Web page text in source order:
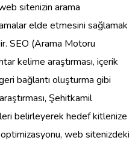
sitenizin arama
elde etmesini sağlamak
SEO (Arama Motoru
kelime araştırması, içerik
bağlantı oluşturma gibi
Şehitkamil
belirleyerek hedef kitlenize
optimizasyonu, web sitenizdeki